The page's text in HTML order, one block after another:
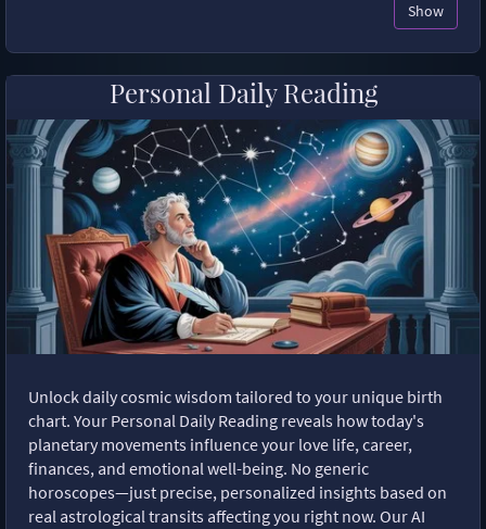
Show
Personal Daily Reading
Unlock daily cosmic wisdom tailored to your unique birth
chart. Your Personal Daily Reading reveals how today's
planetary movements influence your love life, career,
finances, and emotional well-being. No generic
horoscopes—just precise, personalized insights based on
real astrological transits affecting you right now. Our AI